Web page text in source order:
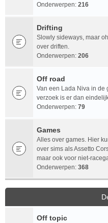
Onderwerpen: 216
Drifting
Slowly sideways, maar
over driften.
Onderwerpen: 206
Off road
Van een Lada Niva in de
verzoek is er dan
Onderwerpen: 79
Games
Alles over games. Hier
over sims als Assetto
maar ook voor niet-
Onderwerpen: 368
Off topic